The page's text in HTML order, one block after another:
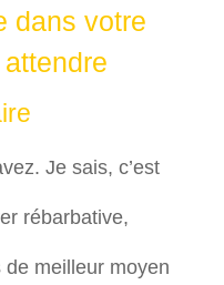
dans votre
Je sais, c’est
rébarbative,
de meilleur moyen